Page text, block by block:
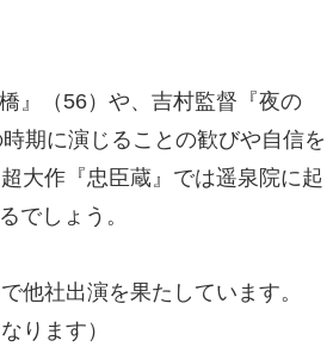
』（56）や、吉村監督『夜の
期に演じることの歓びや自信を
大作『忠臣蔵』では遥泉院に起
でしょう。
他社出演を果たしています。
ります）